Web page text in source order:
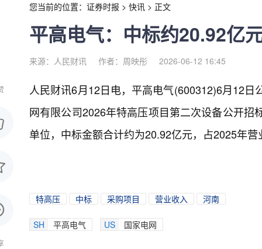
您当前的位置： 证券时报 > 快讯 > 正文
平高电气：中标约20.92亿
来源：人民财讯 作者：周映彤 2026-06-12 16:45
人民财讯6月12日电， 平高电气(600312)6月12日
网有限公司2026年特高压项目第二次设备公开招
单位，中标金额合计约为20.92亿元，占2025年
特高压 中标 采购项目 营业收入 河南
SH 平高电气 US 国家电网